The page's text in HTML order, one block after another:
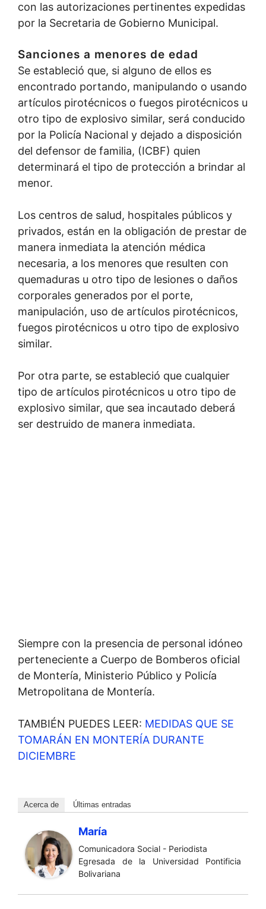
con las autorizaciones pertinentes expedidas
por la Secretaria de Gobierno Municipal.
Sanciones a menores de edad
Se estableció que, si alguno de ellos es
encontrado portando, manipulando o usando
artículos pirotécnicos o fuegos pirotécnicos u
otro tipo de explosivo similar, será conducido
por la Policía Nacional y dejado a disposición
del defensor de familia, (ICBF) quien
determinará el tipo de protección a brindar al
menor.
Los centros de salud, hospitales públicos y
privados, están en la obligación de prestar de
manera inmediata la atención médica
necesaria, a los menores que resulten con
quemaduras u otro tipo de lesiones o daños
corporales generados por el porte,
manipulación, uso de artículos pirotécnicos,
fuegos pirotécnicos u otro tipo de explosivo
similar.
Por otra parte, se estableció que cualquier
tipo de artículos pirotécnicos u otro tipo de
explosivo similar, que sea incautado deberá
ser destruido de manera inmediata.
Siempre con la presencia de personal idóneo
perteneciente a Cuerpo de Bomberos oficial
de Montería, Ministerio Público y Policía
Metropolitana de Montería.
TAMBIÉN PUEDES LEER: MEDIDAS QUE SE
TOMARÁN EN MONTERÍA DURANTE
DICIEMBRE
Acerca de Últimas entradas
María
Comunicadora Social - Periodista
Egresada de la Universidad Pontificia
Bolivariana